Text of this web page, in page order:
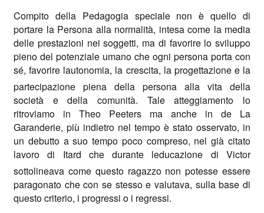
Compito della Pedagogia speciale non è quello di
portare la Persona alla normalità, intesa come la media
delle prestazioni nei soggetti, ma di favorire lo sviluppo
pieno del potenziale umano che ogni persona porta con
sé, favorire lautonomia, la crescita, la progettazione e la
partecipazione piena della persona alla vita della
società e della comunità. Tale atteggiamento lo
ritroviamo in Theo Peeters ma anche in de La
Garanderie, più indietro nel tempo è stato osservato, in
un debutto a suo tempo poco compreso, nel già citato
lavoro di Itard che durante leducazione di Victor
sottolineava come questo ragazzo non potesse essere
paragonato che con se stesso e valutava, sulla base di
questo criterio, i progressi o i regressi.